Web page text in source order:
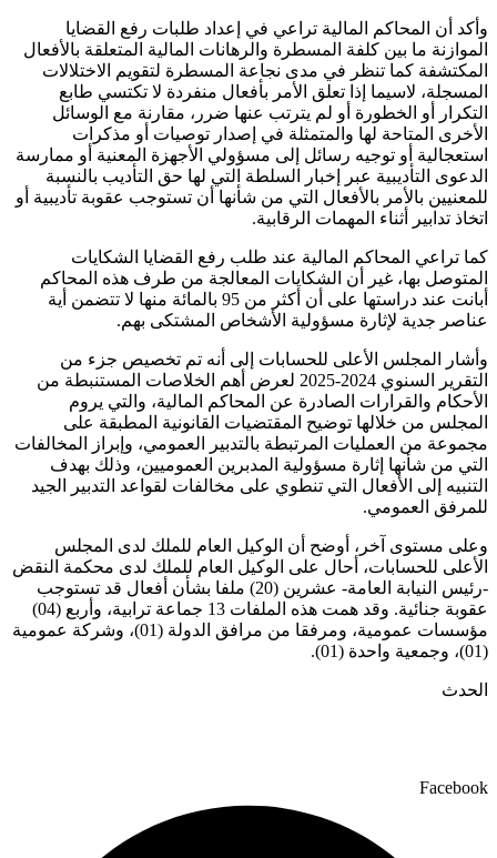
وأكد أن المحاكم المالية تراعي في إعداد طلبات رفع القضايا
الموازنة ما بين كلفة المسطرة والرهانات المالية المتعلقة بالأفعال
المكتشفة كما تنظر في مدى نجاعة المسطرة لتقويم الاختلالات
المسجلة، لاسيما إذا تعلق الأمر بأفعال منفردة لا تكتسي طابع
التكرار أو الخطورة أو لم يترتب عنها ضرر، مقارنة مع الوسائل
الأخرى المتاحة لها والمتمثلة في إصدار توصيات أو مذكرات
استعجالية أو توجيه رسائل إلى مسؤولي الأجهزة المعنية أو ممارسة
الدعوى التأديبية عبر إخبار السلطة التي لها حق التأديب بالنسبة
للمعنيين بالأمر بالأفعال التي من شأنها أن تستوجب عقوبة تأديبية أو
اتخاذ تدابير أثناء المهمات الرقابية.
كما تراعي المحاكم المالية عند طلب رفع القضايا الشكايات
المتوصل بها، غير أن الشكايات المعالجة من طرف هذه المحاكم
أبانت عند دراستها على أن أكثر من 95 بالمائة منها لا تتضمن أية
عناصر جدية لإثارة مسؤولية الأشخاص المشتكى بهم.
وأشار المجلس الأعلى للحسابات إلى أنه تم تخصيص جزء من
التقرير السنوي 2024-2025 لعرض أهم الخلاصات المستنبطة من
الأحكام والقرارات الصادرة عن المحاكم المالية، والتي يروم
المجلس من خلالها توضيح المقتضيات القانونية المطبقة على
مجموعة من العمليات المرتبطة بالتدبير العمومي، وإبراز المخالفات
التي من شأنها إثارة مسؤولية المدبرين العموميين، وذلك بهدف
التنبيه إلى الأفعال التي تنطوي على مخالفات لقواعد التدبير الجيد
للمرفق العمومي.
وعلى مستوى آخر، أوضح أن الوكيل العام للملك لدى المجلس
الأعلى للحسابات، أحال على الوكيل العام للملك لدى محكمة النقض
-رئيس النيابة العامة- عشرين (20) ملفا بشأن أفعال قد تستوجب
عقوبة جنائية. وقد همت هذه الملفات 13 جماعة ترابية، وأربع (04)
مؤسسات عمومية، ومرفقا من مرافق الدولة (01)، وشركة عمومية
(01)، وجمعية واحدة (01).
الحدث
Facebook